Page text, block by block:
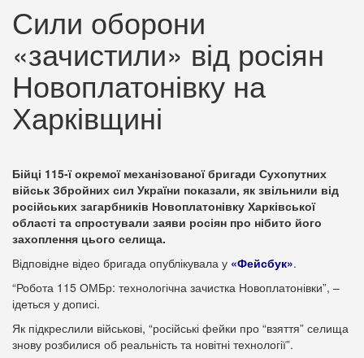
Сили оборони
«зачистили» від росіян
Новоплатонівку на
Харківщині
Бійці 115-ї окремої механізованої бригади Сухопутних
військ Збройних сил України показали, як звільнили від
російських загарбників Новоплатонівку Харківської
області та спростували заяви росіян про нібито його
захоплення цього селища.
Відповідне відео бригада опублікувала у «Фейсбук».
“Робота 115 ОМБр: технологічна зачистка Новоплатонівки”, –
ідеться у дописі.
Як підкреслили військові, “російські фейки про “взяття” селища
знову розбилися об реальність та новітні технології”.